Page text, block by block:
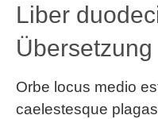
Liber
Übersetzung
Orbe locus medio
caelestesque